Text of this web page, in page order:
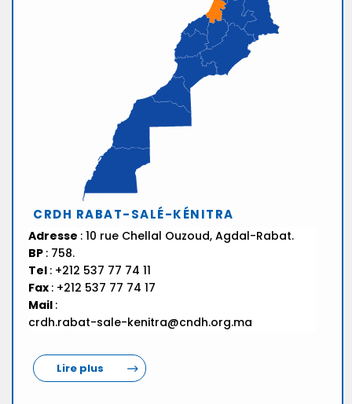
CRDH RABAT-SALÉ-KÉNITRA
Adresse : 10 rue Chellal Ouzoud, Agdal-Rabat.
BP : 758.
Tel : +212 537 77 74 11
Fax : +212 537 77 74 17
Mail :
crdh.rabat-sale-kenitra@cndh.org.ma
Lire plus